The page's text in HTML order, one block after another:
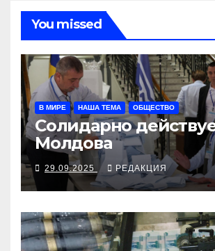
You missed
В МИРЕ НАША ТЕМА ОБЩЕСТВО
Солидарно
Молдова
29.09.2025 РЕДАКЦИЯ